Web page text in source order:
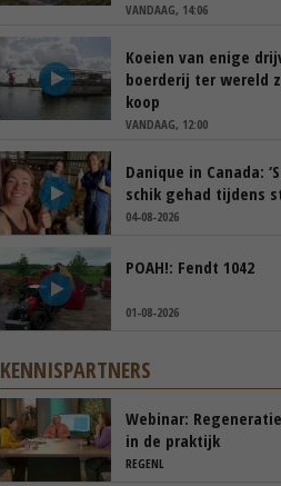
VANDAAG, 14:06
Koeien van enige
boerderij ter wereld
koop
VANDAAG, 12:00
Danique in Canada:
schik gehad tijdens
04-08-2026
POAH!: Fendt 1042
01-08-2026
KENNISPARTNERS
Webinar:
in de praktijk
REGENL